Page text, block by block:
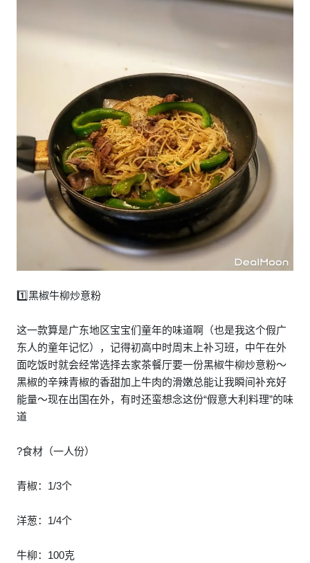
1️⃣黑椒牛柳炒意粉
这一款算是广东地区宝宝们童年的味道啊（也是我这个假广
东人的童年记忆），记得初高中时周末上补习班，中午在外
面吃饭时就会经常选择去家茶餐厅要一份黑椒牛柳炒意粉～
黑椒的辛辣青椒的香甜加上牛肉的滑嫩总能让我瞬间补充好
能量～现在出国在外，有时还蛮想念这份“假意大利料理”的味
道
?食材（一人份）
青椒：1/3个
洋葱：1/4个
牛柳：100克